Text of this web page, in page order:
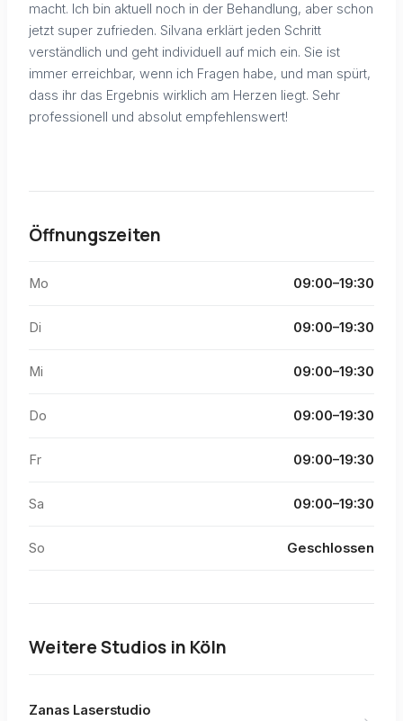
macht. Ich bin aktuell noch in der Behandlung, aber schon
jetzt super zufrieden. Silvana erklärt jeden Schritt
verständlich und geht individuell auf mich ein. Sie ist
immer erreichbar, wenn ich Fragen habe, und man spürt,
dass ihr das Ergebnis wirklich am Herzen liegt. Sehr
professionell und absolut empfehlenswert!
Öffnungszeiten
Mo 09:00–19:30
Di 09:00–19:30
Mi 09:00–19:30
Do 09:00–19:30
Fr 09:00–19:30
Sa 09:00–19:30
So Geschlossen
Weitere Studios in Köln
Zanas Laserstudio